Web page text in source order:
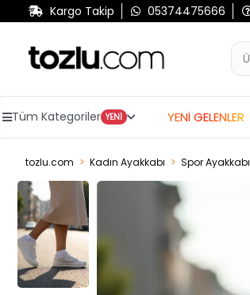
Kargo Takip 05374475666
Tüm Kategoriler YENİ YENİ GELENLER
tozlu.com Kadın Ayakkabı Spor Ayakkabı